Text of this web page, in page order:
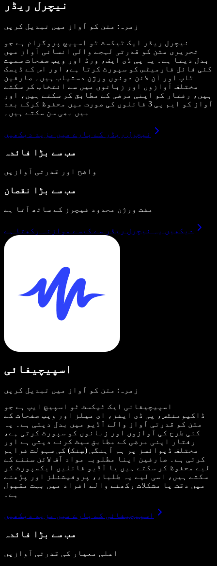
نیچرل ریڈر
زمرہ: متن کو آواز میں تبدیل کریں
نیچرل ریڈر ایک ٹیکسٹ ٹو اسپیچ پروگرام ہے جو
تحریری متن کو قدرتی لہجے والی انسانی آواز میں
بدل دیتا ہے۔ یہ پی ڈی ایف، ورڈ اور ویب صفحات سمیت
کئی فائل فارمیٹس کو سپورٹ کرتا ہے، اور اس کے ڈیسک
ٹاپ اور آن لائن دونوں ورژن دستیاب ہیں۔ صارفین
مختلف آوازوں اور زبانوں میں سے انتخاب کر سکتے
ہیں، رفتار کو اپنی مرضی کے مطابق کر سکتے ہیں، اور
آواز کو ایم پی 3 فائلوں کی صورت میں محفوظ کرکے بعد
میں بھی سن سکتے ہیں۔
نیچرل ریڈر کے بارے میں مزید دیکھیں
سب سے بڑا فائدہ
واضح اور قدرتی آوازیں
سب سے بڑا نقصان
مفت ورژن محدود فیچرز کے ساتھ آتا ہے
دیکھیں یہ نیچرل ریڈر سے کیسے موازنہ رکھتا ہے
اسپیچیفائی
زمرہ: متن کو آواز میں تبدیل کریں
اسپیچیفائی ایک ٹیکسٹ ٹو اسپیچ ایپ ہے جو
ڈاکیومنٹس، پی ڈی ایفز، ای میلز اور ویب صفحات کے
متن کو قدرتی آواز والے آڈیو میں بدل دیتی ہے۔ یہ
کئی طرح کی آوازوں اور زبانوں کو سپورٹ کرتی ہے،
رفتار اپنی مرضی کے مطابق سیٹ کرنے دیتی ہے اور
مختلف ڈیوائسز پر ہم آہنگی (سِنک) کی سہولت فراہم
کرتی ہے۔ صارفین اپنا مطلوبہ مواد آف لائن سننے کے
لیے محفوظ کر سکتے ہیں یا آڈیو فائلیں ایکسپورٹ کر
سکتے ہیں، اسی لیے یہ طلباء، پروفیشنلز اور پڑھنے
میں دقت یا مشکلات رکھنے والے افراد میں بہت مقبول
ہے۔
اسپیچیفائی کے بارے میں مزید دیکھیں
سب سے بڑا فائدہ
اعلی معیار کی قدرتی آوازیں